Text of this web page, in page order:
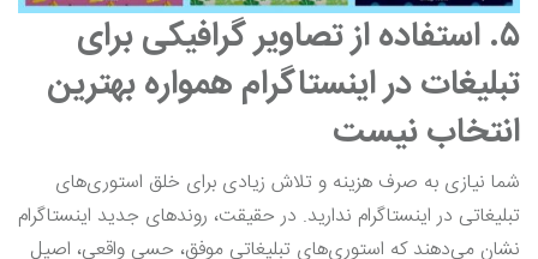
۵. استفاده از تصاویر گرافیکی برای
تبلیغات در اینستاگرام همواره بهترین
انتخاب نیست
شما نیازی به صرف هزینه و تلاش زیادی برای خلق استوری‌های
تبلیغاتی در اینستاگرام ندارید. در حقیقت، روندهای جدید اینستاگرام
نشان می‌دهند که استوری‌های تبلیغاتی موفق، حسی واقعی، اصیل